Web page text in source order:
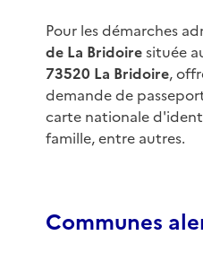
Pour les démarches
de La Bridoiresituée
73520 La Bridoire,
demande de
carte nationale
famille, entre autres.
Communes